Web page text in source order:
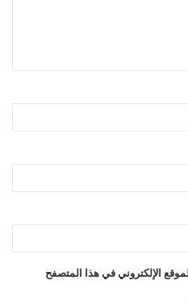
الإلكتروني في هذا المتصفح